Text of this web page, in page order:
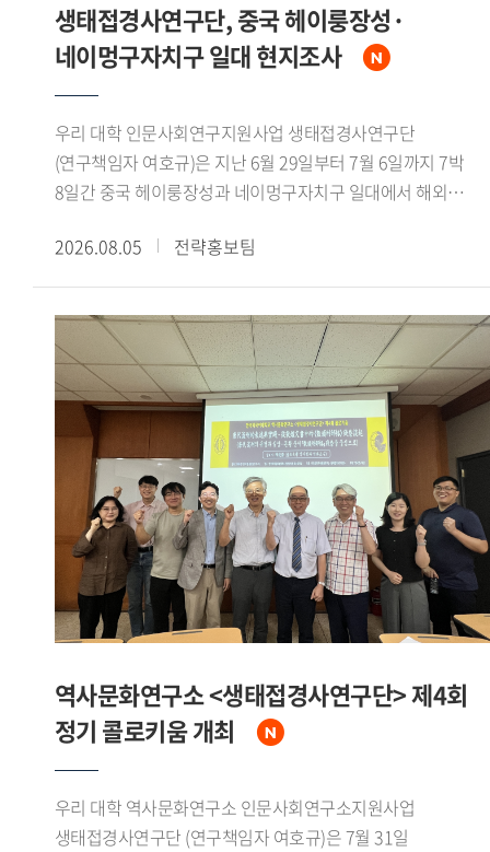
생태접경사연구단, 중국 헤이룽장성·
네이멍구자치구 일대 현지조사
우리 대학 인문사회연구지원사업 생태접경사연구단
(연구책임자 여호규)은 지난 6월 29일부터 7월 6일까지 7박
8일간 중국 헤이룽장성과 네이멍구자치구 일대에서 해외
참여했으며, 대흥안령 북서부의 생태환경과 북방유목민족의
역사문화를 조사 주제로 삼았다.조사단은 하얼빈과 치치하얼을
거쳐 어룬춘자치기 건허 어얼구나 만주리 하이라얼 자란툰으로
이어지는 노정을 밟았다. 가샨동 선비석실과 어원커족
순록문화 박물관, 후룬베이얼 역사박물관 등을 참관하는 한편,
넌강과 어얼구나강 유역, 어얼구나 습지, 후룬호를 직접
답사하며 삼림에서 수계, 초원으로 이어지는 자연환경의
변화를 확인했다.이번 조사를 통해 연구진은 에벤키
어룬춘족의 수렵 어로 목축 문화와 대흥안령 생태환경에 관한
자료를 폭넓게 수집했다. 특히 중 러 접경지대인 어얼구나강
유역과 만주리 일대에서 확인된 문화 요소들은 현지
소수민족의 문화와도 맞물리며 지역적 특색을 이루고 있었다.
수집된 성과는 향후 연구와 교육에 활용될 예정이다.
2026.08.05 전략홍보팀
역사문화연구소 <생태접경사연구단> 제4회
정기 콜로키움 개최
우리 대학 역사문화연구소 인문사회연구소지원사업
생태접경사연구단 (연구책임자 여호규)은 7월 31일